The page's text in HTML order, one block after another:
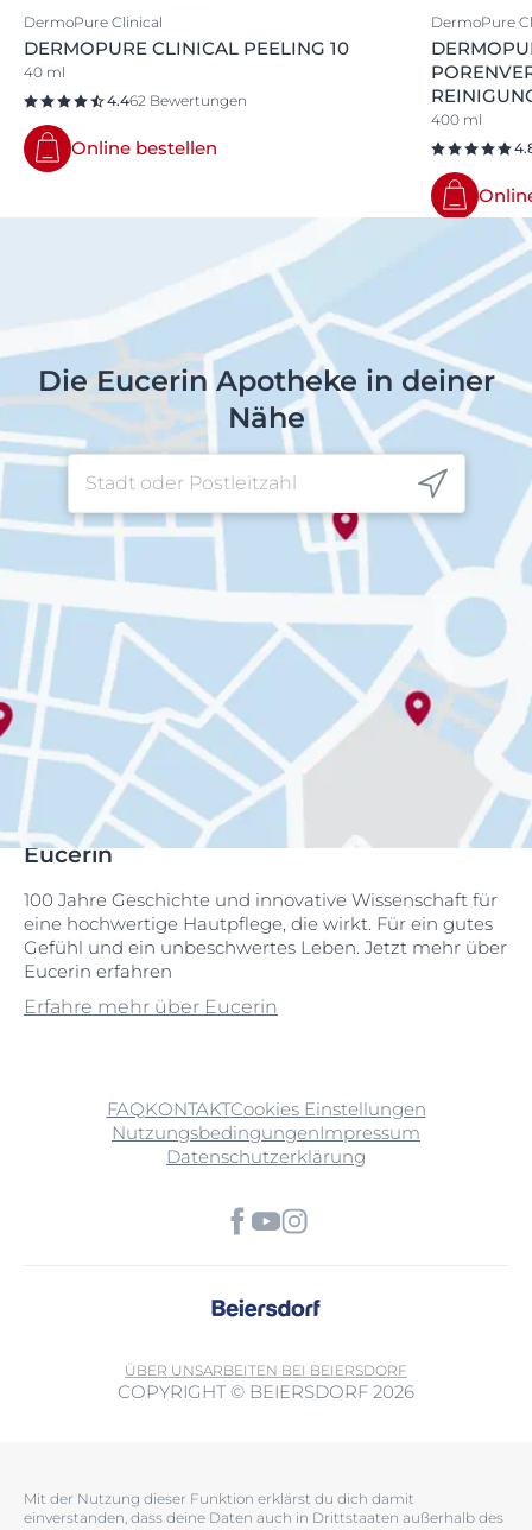
DermoPure Clinical
DERMOPURE CLINICAL PEELING 10
40 ml
4.462 Bewertungen
Online bestellen
DermoPure
400 ml
Die Eucerin Apotheke in deiner
Nähe
Eucerin
100 Jahre Geschichte und innovative Wissenschaft für
eine hochwertige Hautpflege, die wirkt. Für ein gutes
Gefühl und ein unbeschwertes Leben. Jetzt mehr über
Eucerin erfahren
Erfahre mehr über Eucerin
FAQKONTAKTCookies Einstellungen
NutzungsbedingungenImpressum
Datenschutzerklärung
ÜBER UNSARBEITEN BEI BEIERSDORF
COPYRIGHT © BEIERSDORF 2026
Mit der Nutzung dieser Funktion erklärst du dich damit
einverstanden, dass deine Daten auch in Drittstaaten außerhalb des